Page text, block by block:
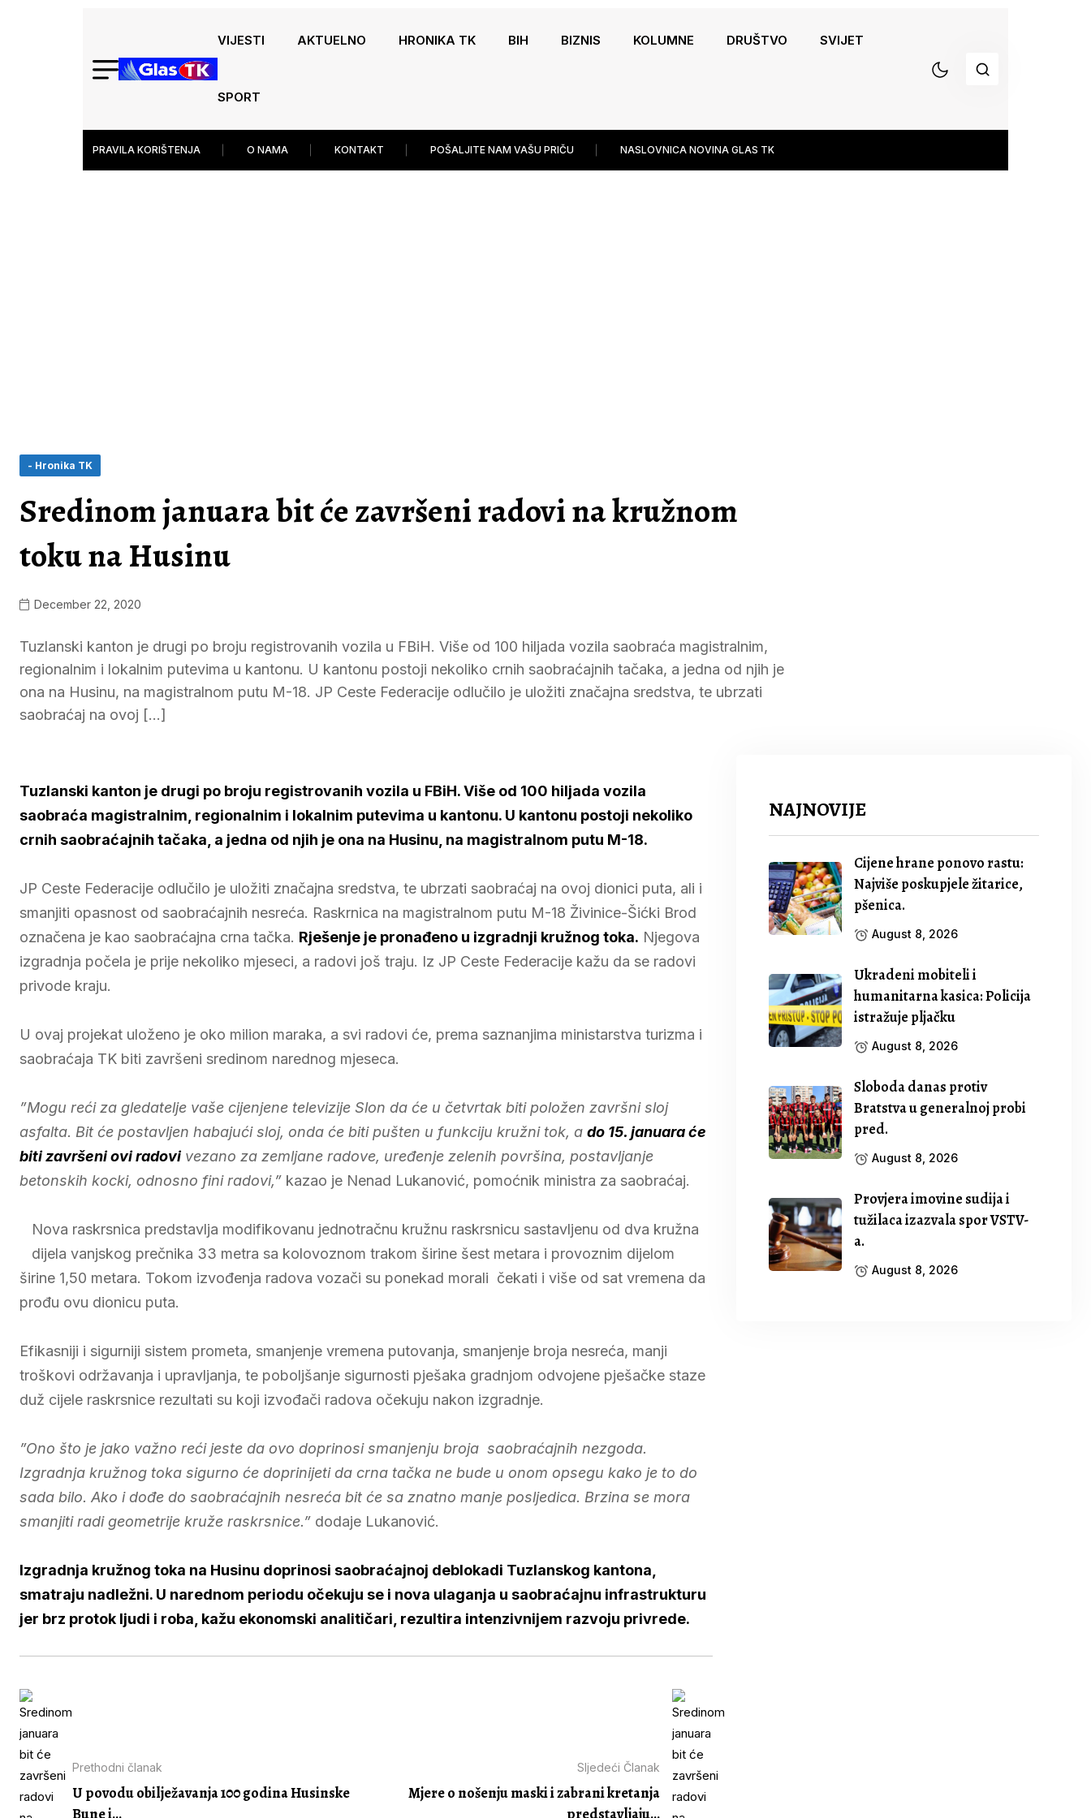
VIJESTI AKTUELNO HRONIKA TK BIH BIZNIS KOLUMNE DRUŠTVO SVIJET
SPORT
PRAVILA KORIŠTENJA O NAMA KONTAKT POŠALJITE NAM VAŠU PRIČU NASLOVNICA NOVINA GLAS TK
- Hronika TK
Sredinom januara bit će završeni radovi na kružnom
toku na Husinu
December 22, 2020
Tuzlanski kanton je drugi po broju registrovanih vozila u FBiH. Više od 100 hiljada vozila saobraća magistralnim,
regionalnim i lokalnim putevima u kantonu. U kantonu postoji nekoliko crnih saobraćajnih tačaka, a jedna od njih je
ona na Husinu, na magistralnom putu M-18. JP Ceste Federacije odlučilo je uložiti značajna sredstva, te ubrzati
saobraćaj na ovoj […]
Tuzlanski kanton je drugi po broju registrovanih vozila u FBiH. Više od 100 hiljada vozila
saobraća magistralnim, regionalnim i lokalnim putevima u kantonu. U kantonu postoji nekoliko
crnih saobraćajnih tačaka, a jedna od njih je ona na Husinu, na magistralnom putu M-18.
JP Ceste Federacije odlučilo je uložiti značajna sredstva, te ubrzati saobraćaj na ovoj dionici puta, ali i
smanjiti opasnost od saobraćajnih nesreća. Raskrnica na magistralnom putu M-18 Živinice-Šićki Brod
označena je kao saobraćajna crna tačka. Rješenje je pronađeno u izgradnji kružnog toka. Njegova
izgradnja počela je prije nekoliko mjeseci, a radovi još traju. Iz JP Ceste Federacije kažu da se radovi
privode kraju.
U ovaj projekat uloženo je oko milion maraka, a svi radovi će, prema saznanjima ministarstva turizma i
saobraćaja TK biti završeni sredinom narednog mjeseca.
”Mogu reći za gledatelje vaše cijenjene televizije Slon da će u četvrtak biti položen završni sloj
asfalta. Bit će postavljen habajući sloj, onda će biti pušten u funkciju kružni tok, a do 15. januara će
biti završeni ovi radovivezano za zemljane radove, uređenje zelenih površina, postavljanje
betonskih kocki, odnosno fini radovi,” kazao je Nenad Lukanović, pomoćnik ministra za saobraćaj.
Nova raskrsnica predstavlja modifikovanu jednotračnu kružnu raskrsnicu sastavljenu od dva kružna
dijela vanjskog prečnika 33 metra sa kolovoznom trakom širine šest metara i provoznim dijelom
širine 1,50 metara. Tokom izvođenja radova vozači su ponekad morali čekati i više od sat vremena da
prođu ovu dionicu puta.
Efikasniji i sigurniji sistem prometa, smanjenje vremena putovanja, smanjenje broja nesreća, manji
troškovi održavanja i upravljanja, te poboljšanje sigurnosti pješaka gradnjom odvojene pješačke staze
duž cijele raskrsnice rezultati su koji izvođači radova očekuju nakon izgradnje.
”Ono što je jako važno reći jeste da ovo doprinosi smanjenju broja saobraćajnih nezgoda.
Izgradnja kružnog toka sigurno će doprinijeti da crna tačka ne bude u onom opsegu kako je to do
sada bilo. Ako i dođe do saobraćajnih nesreća bit će sa znatno manje posljedica. Brzina se mora
smanjiti radi geometrije kruže raskrsnice.” dodaje Lukanović.
Izgradnja kružnog toka na Husinu doprinosi saobraćajnoj deblokadi Tuzlanskog kantona,
smatraju nadležni. U narednom periodu očekuju se i nova ulaganja u saobraćajnu infrastrukturu
jer brz protok ljudi i roba, kažu ekonomski analitičari, rezultira intenzivnijem razvoju privrede.
Prethodni članak
U povodu obilježavanja 100 godina Husinske
Bune i...
Sljedeći Članak
Mjere o nošenju maski i zabrani kretanja
predstavljaju...
NAJNOVIJE
Cijene hrane ponovo rastu:
Najviše poskupjele žitarice,
pšenica.
August 8, 2026
Ukradeni mobiteli i
humanitarna kasica: Policija
istražuje pljačku
August 8, 2026
Sloboda danas protiv
Bratstva u generalnoj probi
pred.
August 8, 2026
Provjera imovine sudija i
tužilaca izazvala spor VSTV-
a.
August 8, 2026